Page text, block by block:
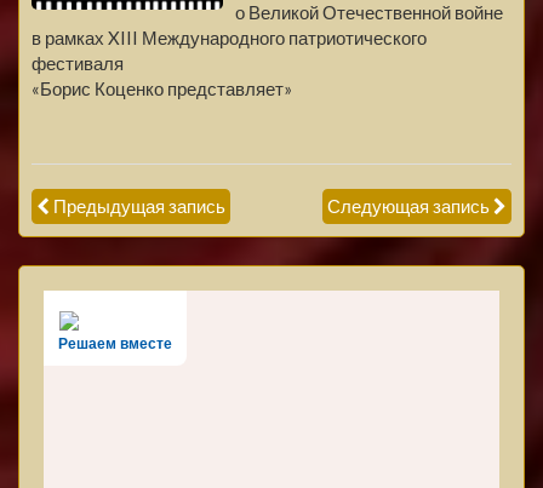
о Великой Отечественной войне
в рамках XIII Международного патриотического
фестиваля
«Борис Коценко представляет»
Предыдущая запись Следующая запись
Решаем вместе